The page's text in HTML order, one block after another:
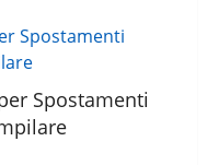
Spostamenti